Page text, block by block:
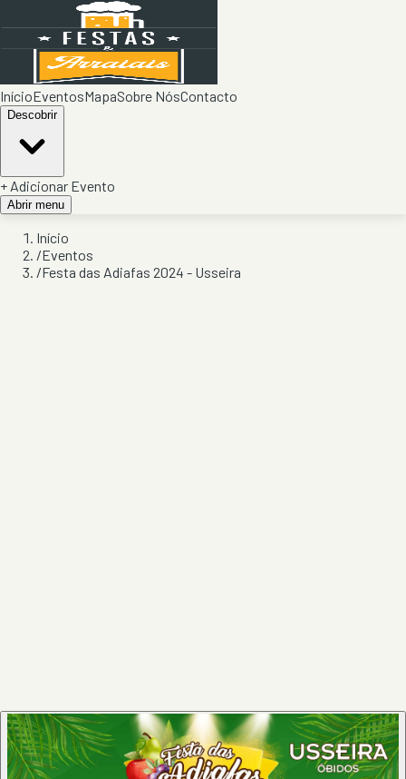
InícioEventosMapaSobre NósContacto
Descobrir
+ Adicionar Evento
Abrir menu
Início
/Eventos
/Festa das Adiafas 2024 - Usseira